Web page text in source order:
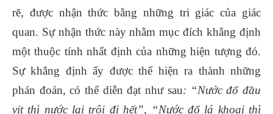
rẽ, được nhận thức bằng những tri giác của giác
quan. Sự nhận thức này nhằm mục đích khẳng định
một thuộc tính nhất định của những hiện tượng đó.
Sự khẳng định ấy được thể hiện ra thành những
phán đoán, có thể diễn đạt như sau: “Nước đổ đầu
vịt thì nước lại trôi đi hết”, “Nước đổ lá khoai thì